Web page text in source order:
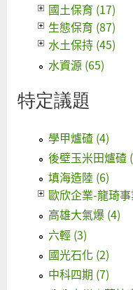
國土保育 (17)
生態保育 (87)
水土保持 (45)
水資源 (65)
特定議題
學甲爐碴 (4)
後壁玉米田爐碴
填海造陸 (6)
歐欣企業-龍琦
高雄大氣爆 (4)
六輕 (3)
國光石化 (2)
中科四期 (7)